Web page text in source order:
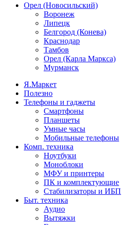
Орел (Новосильский)
Воронеж
Липецк
Белгород (Конева)
Краснодар
Тамбов
Орел (Карла Маркса)
Мурманск
Я.Маркет
Полезно
Телефоны и гаджеты
Смартфоны
Планшеты
Умные часы
Мобильные телефоны
Комп. техника
Ноутбуки
Моноблоки
МФУ и принтеры
ПК и комплектующие
Стабилизаторы и ИБП
Быт. техника
Аудио
Вытяжки